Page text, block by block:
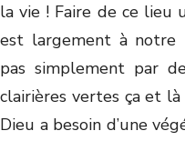
la vie ! Faire de ce
est largement à notre
pas simplement par
clairières vertes ça et
Dieu a besoin d’une